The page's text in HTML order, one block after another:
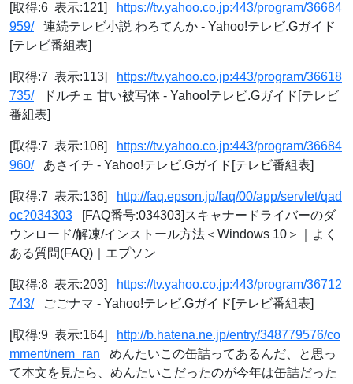
[取得:6 表示:121]
https://tv.yahoo.co.jp:443/program/36684
959/連続テレビ小説 わろてんか - Yahoo!テレビ.Gガイド
[テレビ番組表]
[取得:7 表示:113]
https://tv.yahoo.co.jp:443/program/36618
735/ドルチェ 甘い被写体 - Yahoo!テレビ.Gガイド[テレビ
番組表]
[取得:7 表示:108]
https://tv.yahoo.co.jp:443/program/36684
960/あさイチ - Yahoo!テレビ.Gガイド[テレビ番組表]
[取得:7 表示:136]
http://faq.epson.jp/faq/00/app/servlet/qad
oc?034303 [FAQ番号:034303]スキャナードライバーのダ
ウンロード/解凍/インストール方法＜Windows 10＞｜よく
ある質問(FAQ)｜エプソン
[取得:8 表示:203]
https://tv.yahoo.co.jp:443/program/36712
743/ごごナマ - Yahoo!テレビ.Gガイド[テレビ番組表]
[取得:9 表示:164]
http://b.hatena.ne.jp/entry/348779576/co
mment/nem_ran めんたいこの缶詰ってあるんだ、と思っ
て本文を見たら、めんたいこだったのが今年は缶詰だった